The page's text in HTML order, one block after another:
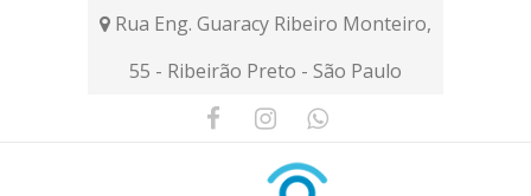
Rua Eng. Guaracy Ribeiro Monteiro,
55 - Ribeirão Preto - São Paulo